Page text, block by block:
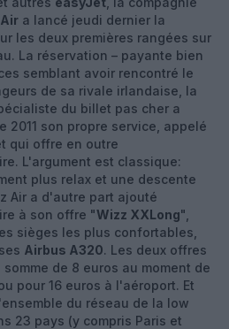
a lancé jeudi dernier la
les deux premières rangées sur
La réservation – payante bien
semblant avoir rencontré le
de sa rivale irlandaise, la
du billet pas cher a
2011 son propre service, appelé
qui offre en outre
L'argument est classique:
plus relax et une descente
Air a d'autre part ajouté
à son offre "Wizz XXLong",
sièges les plus confortables,
Airbus A320. Les deux offres
de 8 euros au moment de
pour 16 euros à l'aéroport. Et
du réseau de la low
23 pays (y compris Paris et